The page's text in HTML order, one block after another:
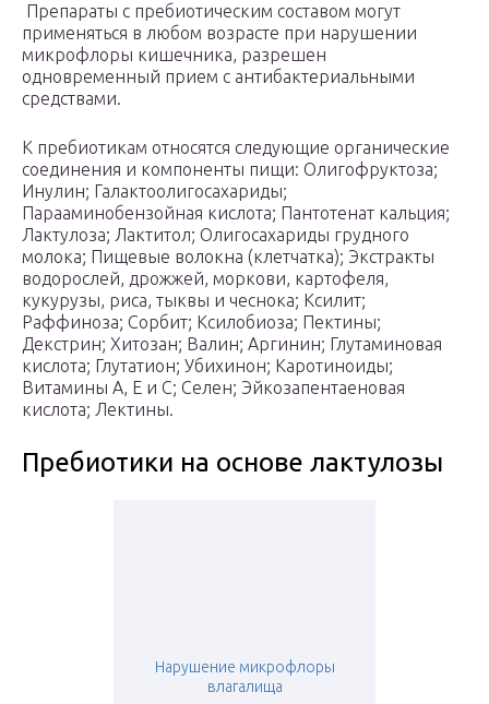
Препараты с пребиотическим составом могут
применяться в любом возрасте при нарушении
микрофлоры кишечника, разрешен
одновременный прием с антибактериальными
средствами.
К пребиотикам относятся следующие органические
соединения и компоненты пищи: Олигофруктоза;
Инулин; Галактоолигосахариды;
Парааминобензойная кислота; Пантотенат кальция;
Лактулоза; Лактитол; Олигосахариды грудного
молока; Пищевые волокна (клетчатка); Экстракты
водорослей, дрожжей, моркови, картофеля,
кукурузы, риса, тыквы и чеснока; Ксилит;
Раффиноза; Сорбит; Ксилобиоза; Пектины;
Декстрин; Хитозан; Валин; Аргинин; Глутаминовая
кислота; Глутатион; Убихинон; Каротиноиды;
Витамины А, Е и С; Селен; Эйкозапентаеновая
кислота; Лектины.
Пребиотики на основе лактулозы
Нарушение микрофлоры
влагалища